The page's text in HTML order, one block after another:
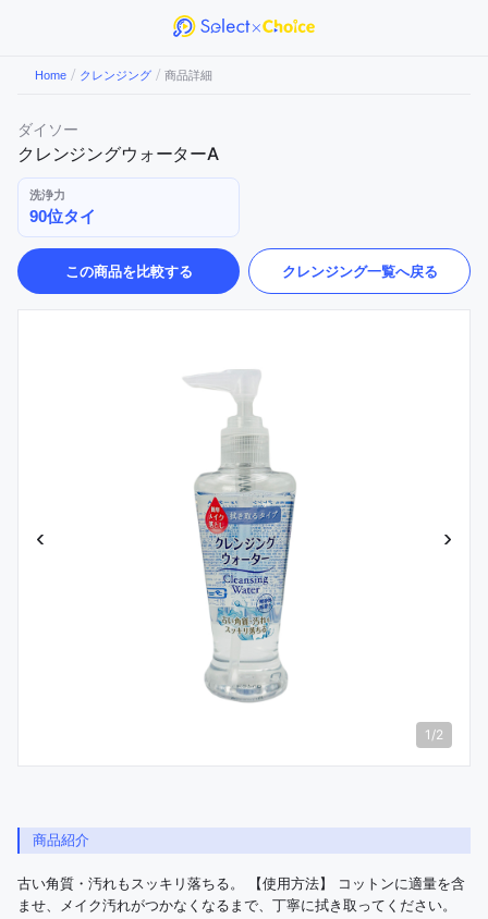
Home / クレンジング / 商品詳細
ダイソー
クレンジングウォーターA
洗浄力
90位タイ
この商品を比較する クレンジング一覧へ戻る
‹ ›
1 /2
商品紹介
古い角質・汚れもスッキリ落ちる。 【使用方法】 コットンに適量を含
ませ、メイク汚れがつかなくなるまで、丁寧に拭き取ってください。